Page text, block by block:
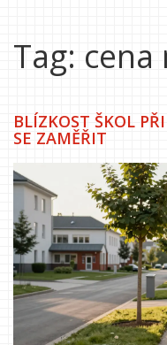
Tag:
BLÍZKOST ŠKOL
SE ZAMĚŘIT